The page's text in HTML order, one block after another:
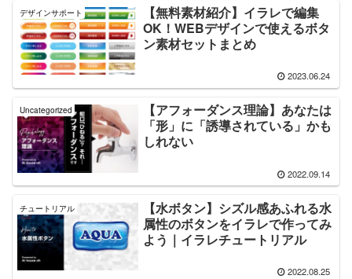
デザインサポート
【無料素材紹介】イラレで編集
OK！WEBデザインで使えるボタ
ン素材セットまとめ
2023.06.24
Uncategorized
【アフォーダンス理論】あなたは
「形」に「誘導されている」かも
しれない
2022.09.14
チュートリアル
【水ボタン】シズル感あふれる水
属性のボタンをイラレで作ってみ
よう｜イラレチュートリアル
2022.08.25